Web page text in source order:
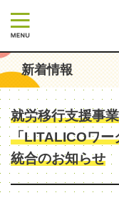
新着情報
就労移行支援事
「LITALICOワー
統合のお知らせ